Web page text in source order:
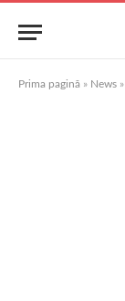
Prima pagină » News »